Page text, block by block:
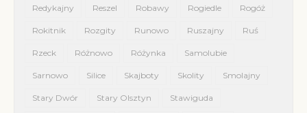
Redykajny Reszel Robawy Rogiedle Rogóż
Rokitnik Rozgity Runowo Ruszajny Ruś
Rzeck Różnowo Różynka Samolubie
Sarnowo Silice Skajboty Skolity Smolajny
Stary Dwór Stary Olsztyn Stawiguda